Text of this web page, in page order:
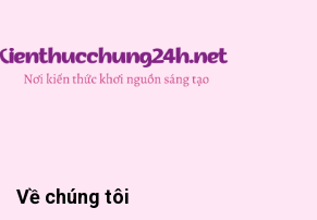
Về chúng tôi